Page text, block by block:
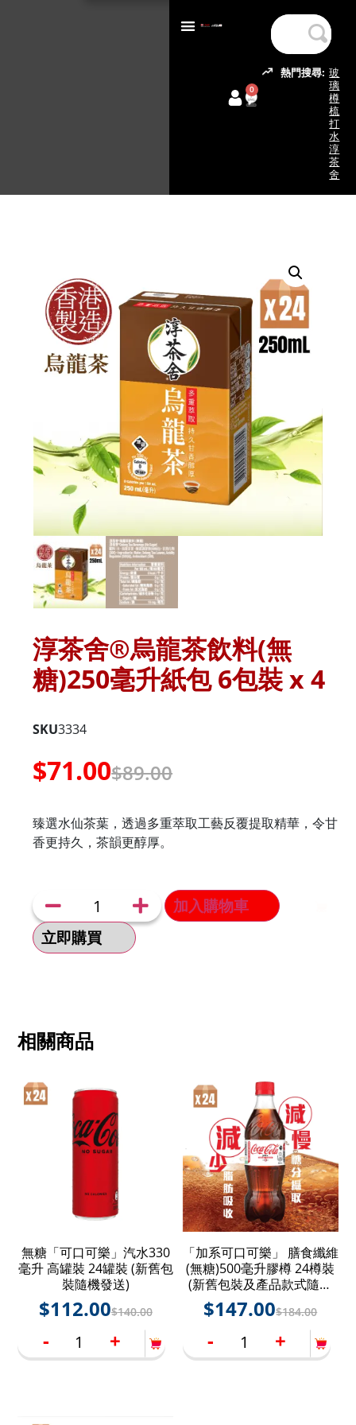
熱門搜尋: 玻
璃
樽
梳
打
水
淳
茶
舍
0
淳茶舍®烏龍茶飲料(無
糖)250毫升紙包 6包裝 x 4
SKU3334
$89.00
$71.00
臻選水仙茶葉，透過多重萃取工藝反覆提取精華，令甘
香更持久，茶韻更醇厚。
加入購物車
立即購買
相關商品
無糖「可口可樂」汽水330
毫升 高罐裝 24罐裝 (新舊包
裝隨機發送)
$140.00
$112.00
-
+
「加系可口可樂」 膳食纖維
(無糖)500毫升膠樽 24樽裝
(新舊包裝及產品款式隨機
發送)
$184.00
$147.00
-
+